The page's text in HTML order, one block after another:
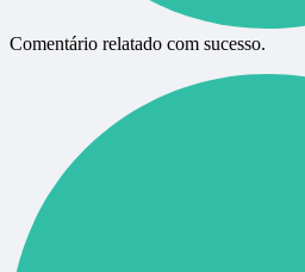
Comentário relatado com sucesso.